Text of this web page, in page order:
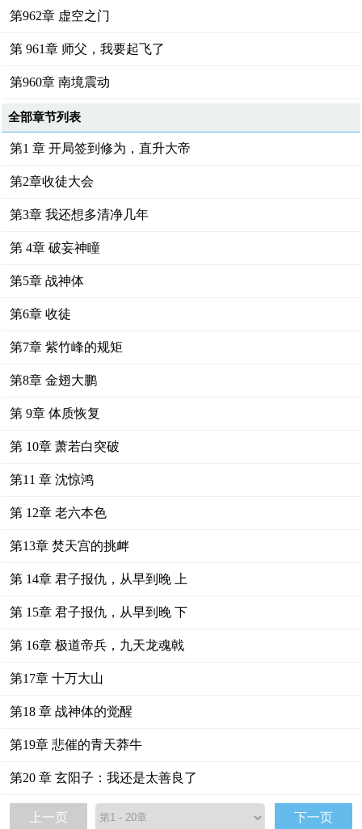
第962章 虚空之门
第 961章 师父，我要起飞了
第960章 南境震动
全部章节列表
第1 章 开局签到修为，直升大帝
第2章收徒大会
第3章 我还想多清净几年
第 4章 破妄神瞳
第5章 战神体
第6章 收徒
第7章 紫竹峰的规矩
第8章 金翅大鹏
第 9章 体质恢复
第 10章 萧若白突破
第11 章 沈惊鸿
第 12章 老六本色
第13章 焚天宫的挑衅
第 14章 君子报仇，从早到晚 上
第 15章 君子报仇，从早到晚 下
第 16章 极道帝兵，九天龙魂戟
第17章 十万大山
第18 章 战神体的觉醒
第19章 悲催的青天莽牛
第20 章 玄阳子：我还是太善良了
上一页 下一页